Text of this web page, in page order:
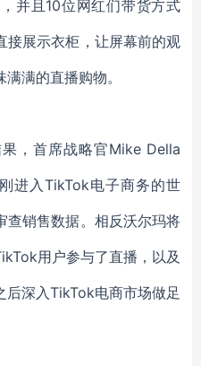
并且10位网红们带货方式
接展示衣柜，让屏幕前的观
满的直播购物。
，首席战略官Mike Della
进入TikTok电子商务的世
查销售数据。相反沃尔玛将
用户参与了直播，以及
后深入TikTok电商市场做足